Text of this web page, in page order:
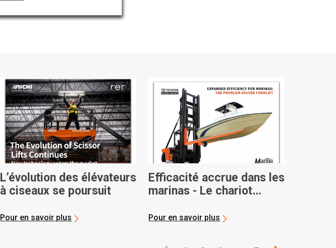
L’évolution des élévateurs
à ciseaux se poursuit
Pour en savoir plus
Efficacité accrue dans les
marinas - Le chariot
Pour en savoir plus